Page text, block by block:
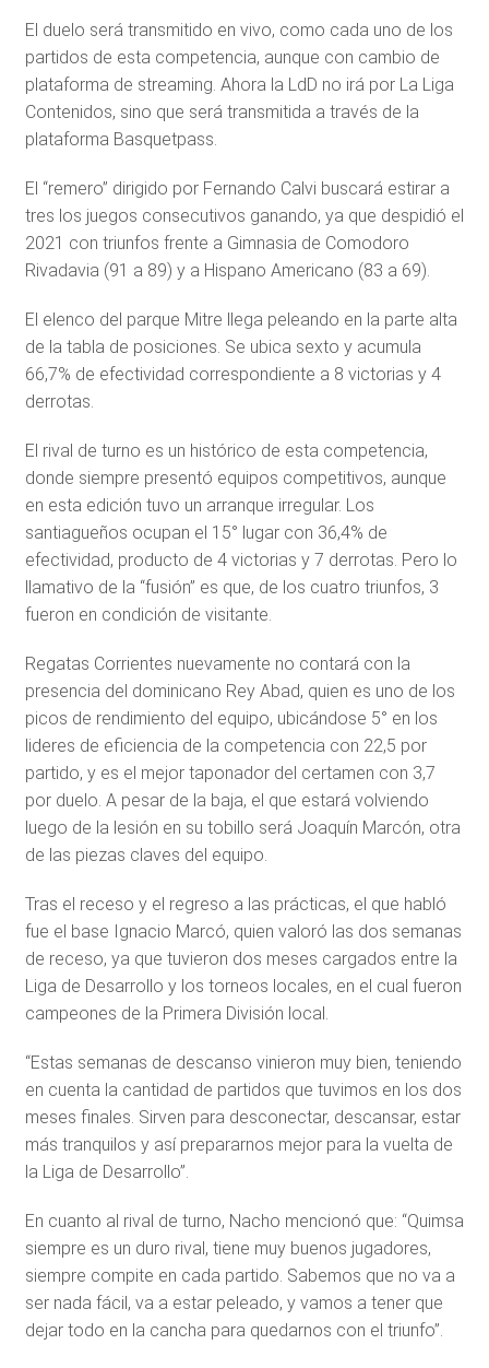
El duelo será transmitido en vivo, como cada uno de los
partidos de esta competencia, aunque con cambio de
plataforma de streaming. Ahora la LdD no irá por La Liga
Contenidos, sino que será transmitida a través de la
plataforma Basquetpass.
El “remero” dirigido por Fernando Calvi buscará estirar a
tres los juegos consecutivos ganando, ya que despidió el
2021 con triunfos frente a Gimnasia de Comodoro
Rivadavia (91 a 89) y a Hispano Americano (83 a 69).
El elenco del parque Mitre llega peleando en la parte alta
de la tabla de posiciones. Se ubica sexto y acumula
66,7% de efectividad correspondiente a 8 victorias y 4
derrotas.
El rival de turno es un histórico de esta competencia,
donde siempre presentó equipos competitivos, aunque
en esta edición tuvo un arranque irregular. Los
santiagueños ocupan el 15° lugar con 36,4% de
efectividad, producto de 4 victorias y 7 derrotas. Pero lo
llamativo de la “fusión” es que, de los cuatro triunfos, 3
fueron en condición de visitante.
Regatas Corrientes nuevamente no contará con la
presencia del dominicano Rey Abad, quien es uno de los
picos de rendimiento del equipo, ubicándose 5° en los
lideres de eficiencia de la competencia con 22,5 por
partido, y es el mejor taponador del certamen con 3,7
por duelo. A pesar de la baja, el que estará volviendo
luego de la lesión en su tobillo será Joaquín Marcón, otra
de las piezas claves del equipo.
Tras el receso y el regreso a las prácticas, el que habló
fue el base Ignacio Marcó, quien valoró las dos semanas
de receso, ya que tuvieron dos meses cargados entre la
Liga de Desarrollo y los torneos locales, en el cual fueron
campeones de la Primera División local.
“Estas semanas de descanso vinieron muy bien, teniendo
en cuenta la cantidad de partidos que tuvimos en los dos
meses finales. Sirven para desconectar, descansar, estar
más tranquilos y así prepararnos mejor para la vuelta de
la Liga de Desarrollo”.
En cuanto al rival de turno, Nacho mencionó que: “Quimsa
siempre es un duro rival, tiene muy buenos jugadores,
siempre compite en cada partido. Sabemos que no va a
ser nada fácil, va a estar peleado, y vamos a tener que
dejar todo en la cancha para quedarnos con el triunfo”.